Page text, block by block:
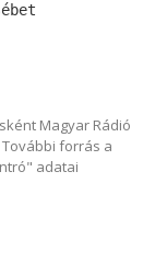
Magyar Rádió
forrás a
adatai